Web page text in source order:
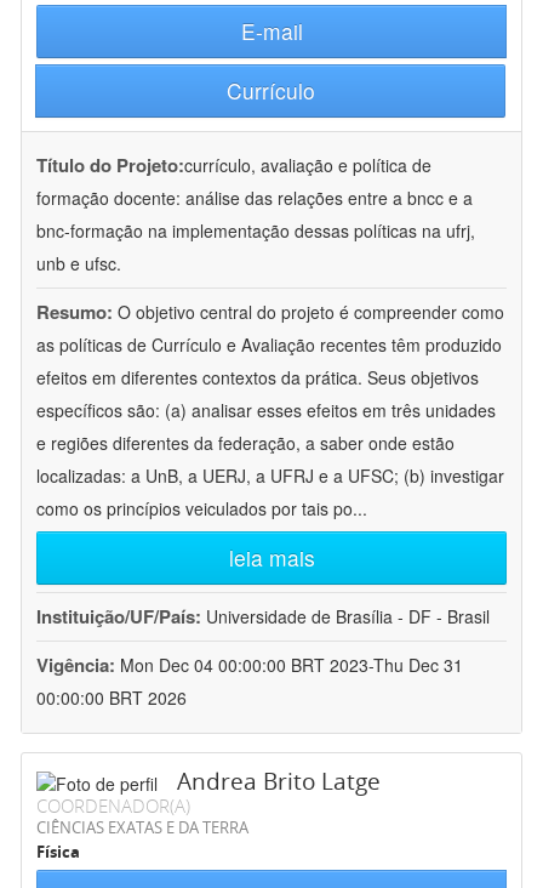
E-mail
Currículo
Título do Projeto:currículo, avaliação e política de
formação docente: análise das relações entre a bncc e a
bnc-formação na implementação dessas políticas na ufrj,
unb e ufsc.
Resumo: O objetivo central do projeto é compreender como
as políticas de Currículo e Avaliação recentes têm produzido
efeitos em diferentes contextos da prática. Seus objetivos
específicos são: (a) analisar esses efeitos em três unidades
e regiões diferentes da federação, a saber onde estão
localizadas: a UnB, a UERJ, a UFRJ e a UFSC; (b) investigar
como os princípios veiculados por tais po...
leia mais
Instituição/UF/País: Universidade de Brasília - DF - Brasil
Vigência: Mon Dec 04 00:00:00 BRT 2023-Thu Dec 31
00:00:00 BRT 2026
Andrea Brito Latge
COORDENADOR(A)
CIÊNCIAS EXATAS E DA TERRA
Física